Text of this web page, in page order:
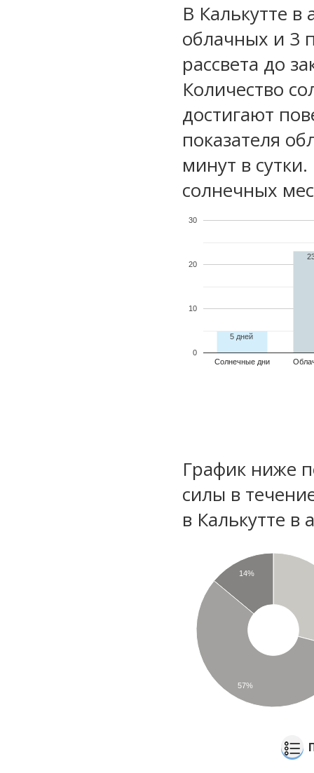
В Калькутте в
облачных и 3
рассвета до
Количество
достигают
показателя
минут в
солнечных
Солнечные дни
0
10
20
30
5 дней
График ниже
силы в
в Калькутте в
14%
57%